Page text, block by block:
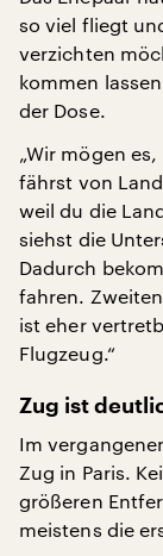
so viel fliegt
verzichten
kommen
der Dose.
„Wir mögen
fährst von
weil du die
siehst die
Dadurch
fahren.
ist eher
Flugzeug.“
Zug ist
Im
Zug in Paris.
größeren
meistens die